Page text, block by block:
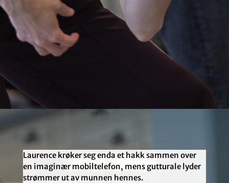
Laurence krøker seg enda et hakk sammen over
en imaginær mobiltelefon, mens gutturale lyder
strømmer ut av munnen hennes.